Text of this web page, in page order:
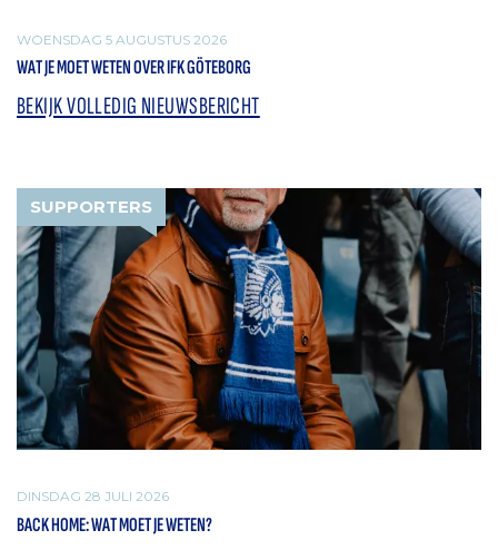
WOENSDAG 5 AUGUSTUS 2026
WAT JE MOET WETEN OVER IFK GÖTEBORG
BEKIJK VOLLEDIG NIEUWSBERICHT
SUPPORTERS
DINSDAG 28 JULI 2026
BACK HOME: WAT MOET JE WETEN?